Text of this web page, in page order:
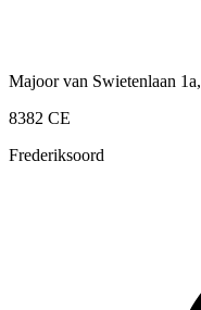
Majoor van Swietenlaan 1a,
8382 CE
Frederiksoord